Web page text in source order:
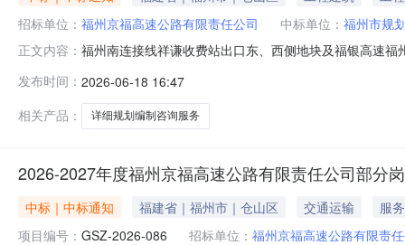
招标单位： 福州京福高速公路有限责任公司 中标单位： 福州市规
正文内容： 福州南连接线祥谦收费站出口东、西侧地块及福银高速
价，已由评审委员会评审完毕，采购人按规定确认，现
块详细规划编制咨询服务项目采购人：福
发布时间： 2026-06-18 16:47
相关产品：
详细规划编制咨询服务
2026-2027年度福州京福高速公路有限责任公司部分
中标｜中标通知 福建省｜福州市｜仓山区 交通运输
服务
项目编号： GSZ-2026-086 招标单位： 福州京福高速公路有限责